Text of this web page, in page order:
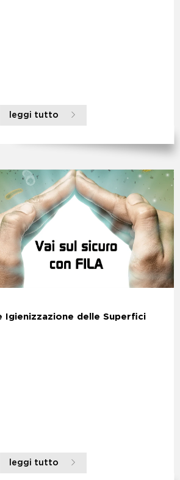
leggi tutto
Igienizzazione delle Superfici
leggi tutto